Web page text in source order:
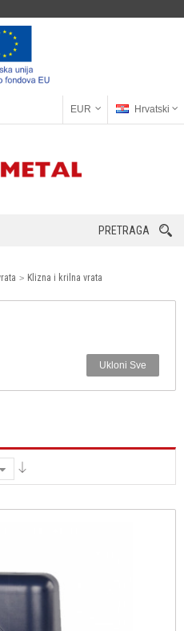
EUR Hrvatski
PRETRAGA
Klizna i krilna vrata
Ukloni Sve